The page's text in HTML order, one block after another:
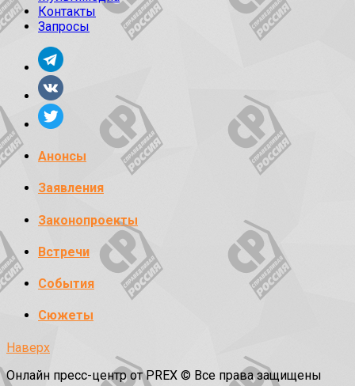
Контакты
Запросы
Анонсы
Заявления
Законопроекты
Встречи
События
Сюжеты
Наверх
Онлайн пресс-центр от PREX © Все права защищены